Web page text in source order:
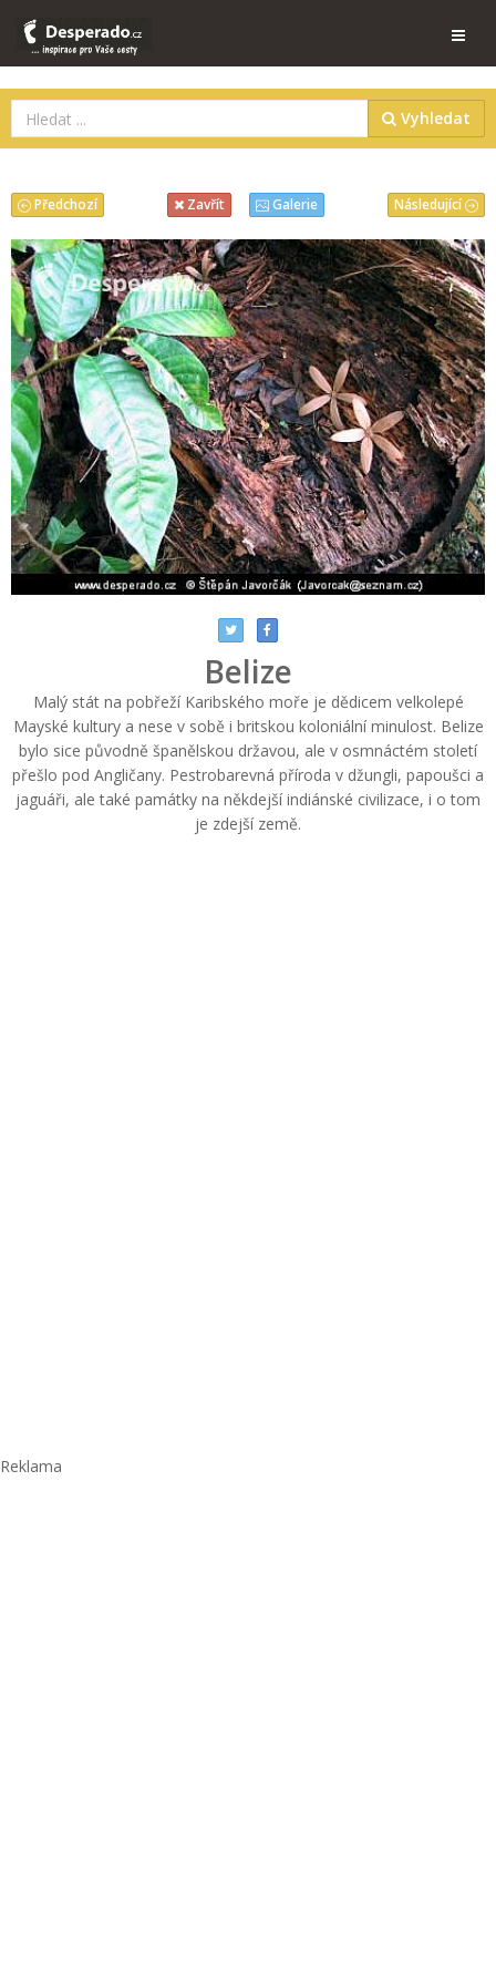
Vyhledat
Následující
Předchozí Zavřít Galerie
Belize
Malý stát na pobřeží Karibského moře je dědicem velkolepé
Mayské kultury a nese v sobě i britskou koloniální minulost. Belize
bylo sice původně španělskou državou, ale v osmnáctém století
přešlo pod Angličany. Pestrobarevná příroda v džungli, papoušci a
jaguáři, ale také památky na někdejší indiánské civilizace, i o tom
je zdejší země.
Reklama